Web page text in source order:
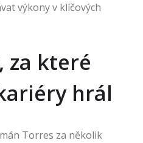
výkony v klíčových
za které
hrál
Torres za několik